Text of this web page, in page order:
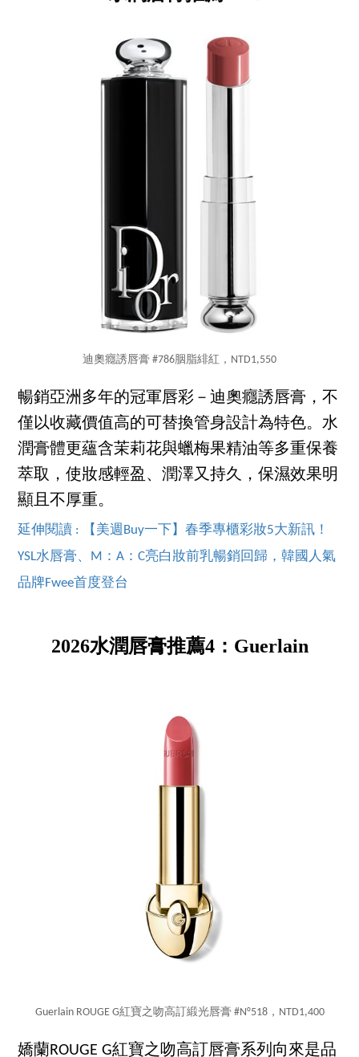
迪奧癮誘唇膏 #786胭脂緋紅，NTD1,550
暢銷亞洲多年的冠軍唇彩－迪奧癮誘唇膏，不
僅以收藏價值高的可替換管身設計為特色。水
潤膏體更蘊含茉莉花與蠟梅果精油等多重保養
萃取，使妝感輕盈、潤澤又持久，保濕效果明
顯且不厚重。
延伸閱讀 : 【美週Buy一下】春季專櫃彩妝5大新訊！
YSL水唇膏、M：A：C亮白妝前乳暢銷回歸，韓國人氣
品牌Fwee首度登台
2026水潤唇膏推薦4：Guerlain
Guerlain ROUGE G紅寶之吻高訂緞光唇膏 #N°518，NTD1,400
嬌蘭ROUGE G紅寶之吻高訂唇膏系列向來是品